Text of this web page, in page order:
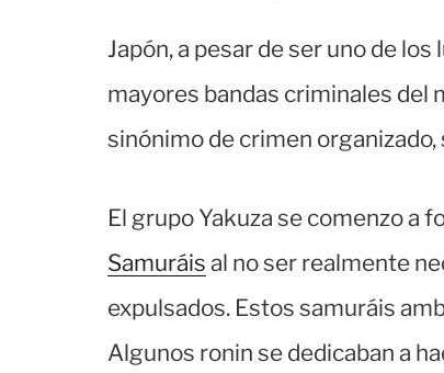
Japón, a pesar de ser uno de
mayores bandas criminales del
sinónimo de crimen
El grupo Yakuza se comenzo a
Samuráis al no ser realmente
expulsados. Estos samuráis
Algunos ronin se dedicaban a